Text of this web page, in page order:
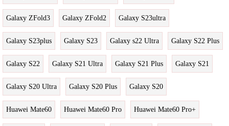
Galaxy ZFold3 Galaxy ZFold2 Galaxy S23ultra
Galaxy S23plus Galaxy S23 Galaxy s22 Ultra Galaxy S22 Plus
Galaxy S22 Galaxy S21 Ultra Galaxy S21 Plus Galaxy S21
Galaxy S20 Ultra Galaxy S20 Plus Galaxy S20
Huawei Mate60 Huawei Mate60 Pro Huawei Mate60 Pro+